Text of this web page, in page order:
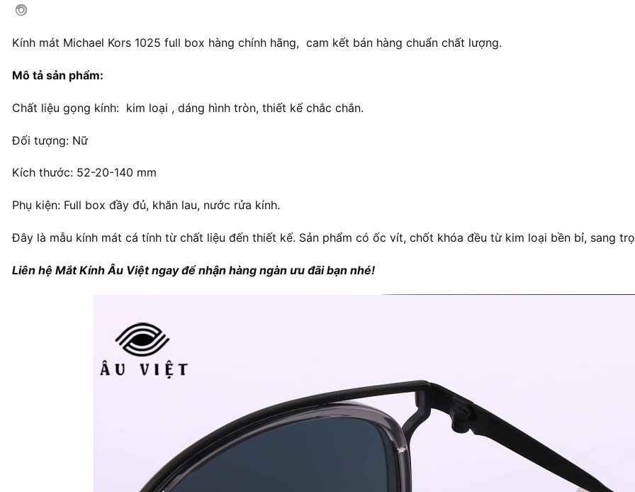
Kính mát Michael Kors 1025 full box hàng chính hãng, cam kết bán hàng chuẩn chất lượng.
Mô tả sản phẩm:
Chất liệu gọng kính: kim loại , dáng hình tròn, thiết kế chắc chắn.
Đối tượng: Nữ
Kích thước: 52-20-140 mm
Phụ kiện: Full box đầy đủ, khăn lau, nước rửa kính.
Đây là mẫu kính mát cá tính từ chất liệu đến thiết kế. Sản phẩm có ốc vít, chốt khóa đều từ kim loại bền bỉ, sang
Liên hệ Mắt Kính Âu Việt ngay để nhận hàng ngàn ưu đãi bạn nhé!